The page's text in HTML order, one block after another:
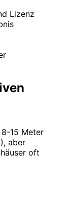
Lizenz
15 Meter
aber
oft